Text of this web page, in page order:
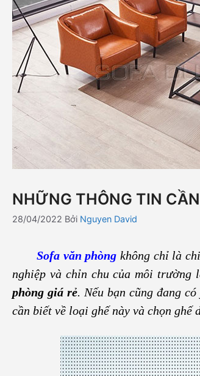
NHỮNG THÔNG TIN
28/04/2022 Bởi Nguyen David
Sofa văn phòng không chỉ là
nghiệp và chỉn chu của môi
phòng giá rẻ. Nếu bạn cũng đang
cần biết về loại ghế này và chọn ghế